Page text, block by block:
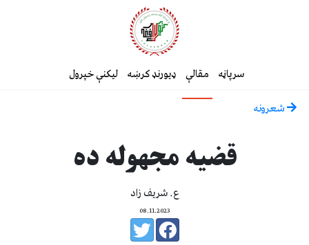
سرپاڼه مقالې ډیورنډ کرښه لیکنې خپرول
شعرونه
قضیه مجهوله ده
ع. شریف زاد
08.11.2023